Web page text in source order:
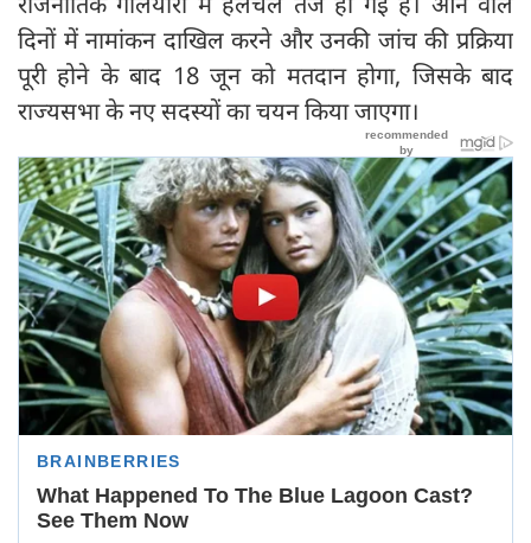
दिनों में नामांकन दाखिल करने और उनकी जांच की प्रक्रिया
पूरी होने के बाद 18 जून को मतदान होगा, जिसके बाद
राज्यसभा के नए सदस्यों का चयन किया जाएगा।